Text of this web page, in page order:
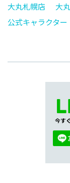
大丸札幌店
大
公式キャラクター
今す